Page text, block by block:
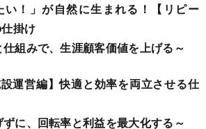
！」が自然に生まれる！【リピー
掛け
組みで、生涯顧客価値を上げる～
運営編】快適と効率を両立させる仕
に、回転率と利益を最大化する～